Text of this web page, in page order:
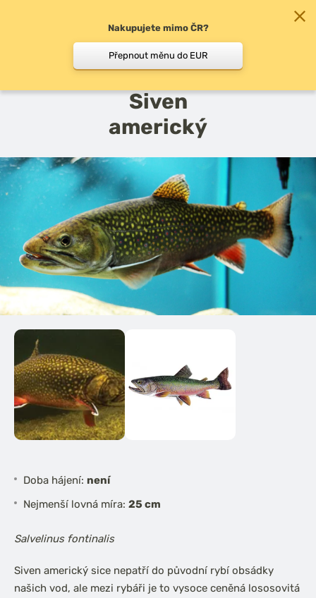
zpět do Atlasu ryb
Siven
americký
Doba hájení: není
Nejmenší lovná míra: 25 cm
Salvelinus fontinalis
Siven americký sice nepatří do původní rybí obsádky
našich vod, ale mezi rybáři je to vysoce ceněná lososovitá
Nakupujete mimo ČR?
Přepnout měnu do EUR